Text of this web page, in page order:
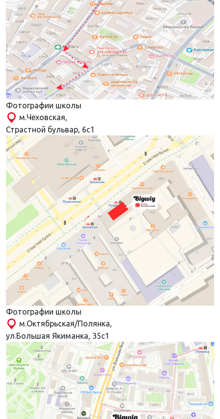
Фотографии школы
м.Чеховская,
Страстной бульвар, 6с1
Фотографии школы
м.Октябрьская/Полянка,
ул.Большая Якиманка, 35с1